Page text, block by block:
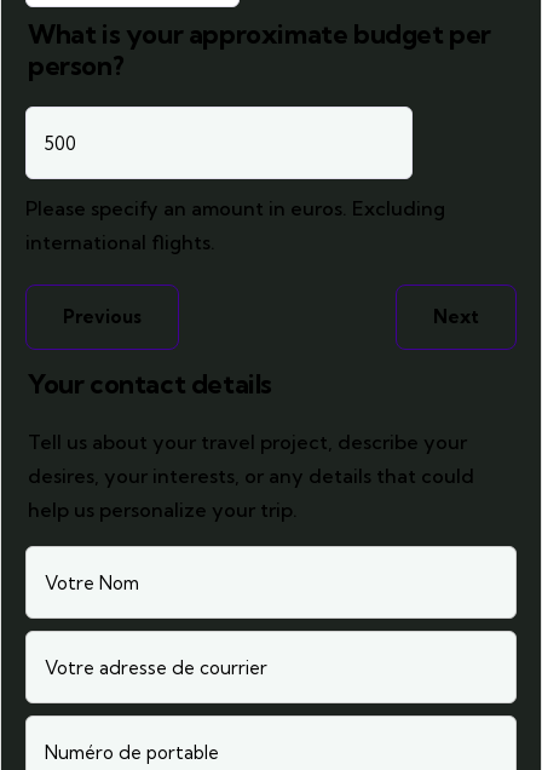
What is your approximate budget per
person?
Please specify an amount in euros. Excluding
international flights.
Previous Next
Your contact details
Tell us about your travel project, describe your
desires, your interests, or any details that could
help us personalize your trip.